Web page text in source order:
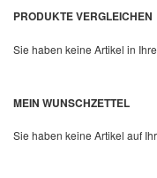
PRODUKTE VERGLEICHEN
Sie haben keine Artikel in
MEIN WUNSCHZETTEL
Sie haben keine Artikel auf